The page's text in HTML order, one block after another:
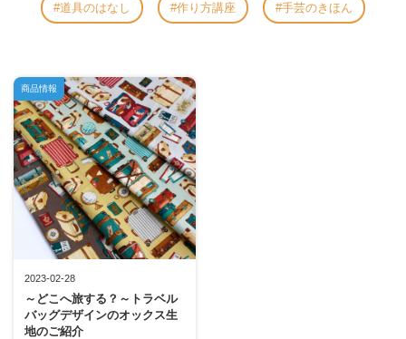
道具のはなし 作り方講座 手芸のきほん
2023-02-28
～どこへ旅する？～トラベル
バッグデザインのオックス生
地のご紹介
商品情報